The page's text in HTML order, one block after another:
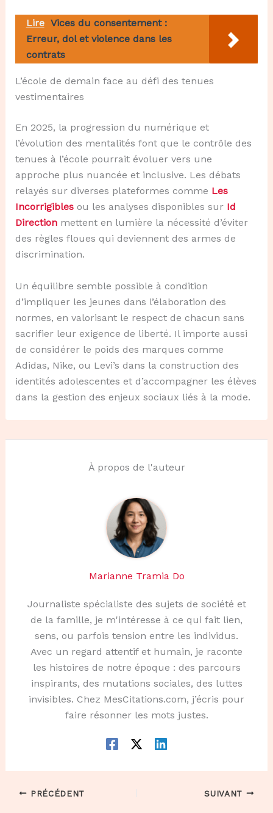
Lire Vices du consentement :
Erreur, dol et violence dans les
contrats
L’école de demain face au défi des tenues
vestimentaires
En 2025, la progression du numérique et
l’évolution des mentalités font que le contrôle des
tenues à l’école pourrait évoluer vers une
approche plus nuancée et inclusive. Les débats
relayés sur diverses plateformes comme Les
Incorrigiblesou les analyses disponibles sur Id
Directionmettent en lumière la nécessité d’éviter
des règles floues qui deviennent des armes de
discrimination.
Un équilibre semble possible à condition
d’impliquer les jeunes dans l’élaboration des
normes, en valorisant le respect de chacun sans
sacrifier leur exigence de liberté. Il importe aussi
de considérer le poids des marques comme
Adidas, Nike, ou Levi’s dans la construction des
identités adolescentes et d’accompagner les élèves
dans la gestion des enjeux sociaux liés à la mode.
À propos de l'auteur
Marianne Tramia Do
Journaliste spécialiste des sujets de société et
de la famille, je m'intéresse à ce qui fait lien,
sens, ou parfois tension entre les individus.
Avec un regard attentif et humain, je raconte
les histoires de notre époque : des parcours
inspirants, des mutations sociales, des luttes
invisibles. Chez MesCitations.com, j’écris pour
faire résonner les mots justes.
PRÉCÉDENT SUIVANT